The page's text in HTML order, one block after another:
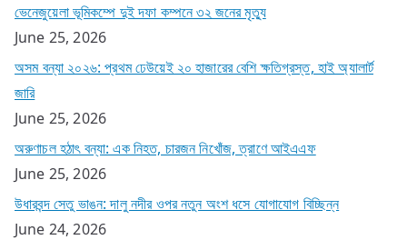
ভেনেজুয়েলা ভূমিকম্পে দুই দফা কম্পনে ৩২ জনের মৃত্যু
June 25, 2026
অসম বন্যা ২০২৬: প্রথম ঢেউয়েই ২০ হাজারের বেশি ক্ষতিগ্রস্ত, হাই অ্যালার্ট
জারি
June 25, 2026
অরুণাচল হঠাৎ বন্যা: এক নিহত, চারজন নিখোঁজ, ত্রাণে আইএএফ
June 25, 2026
উধারবন্দ সেতু ভাঙন: দালু নদীর ওপর নতুন অংশ ধসে যোগাযোগ বিচ্ছিন্ন
June 24, 2026